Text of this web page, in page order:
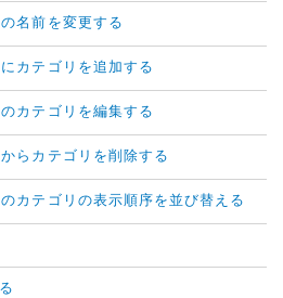
名前を変更する
カテゴリを追加する
カテゴリを編集する
らカテゴリを削除する
カテゴリの表示順序を並び替える